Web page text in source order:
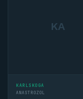
KA
KARLSKOGA
ANASTROZOL